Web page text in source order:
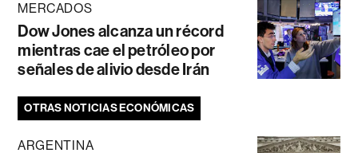
MERCADOS
Dow Jones alcanza un récord
mientras cae el petróleo por
señales de alivio desde Irán
OTRAS NOTICIAS ECONÓMICAS
ARGENTINA